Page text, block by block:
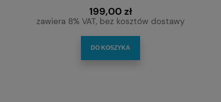
199,00 zł
zawiera 8% VAT, bez kosztów dostawy
DO KOSZYKA